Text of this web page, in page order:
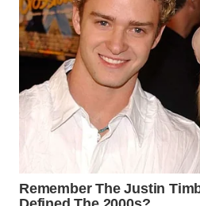
WN
BEKASI
WN
BOGOR